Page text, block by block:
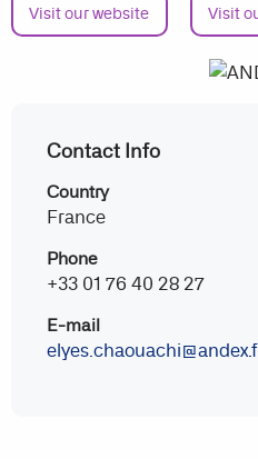
Visit our website Visit
Contact Info
Country
France
Phone
+33 01 76 40 28 27
E-mail